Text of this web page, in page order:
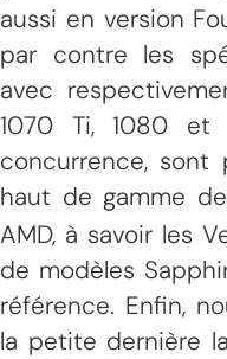
aussi en version
par contre les
avec
1070 Ti, 1080
concurrence, sont
haut de gamme
AMD, à savoir les
de modèles
référence. Enfin,
la petite dernière